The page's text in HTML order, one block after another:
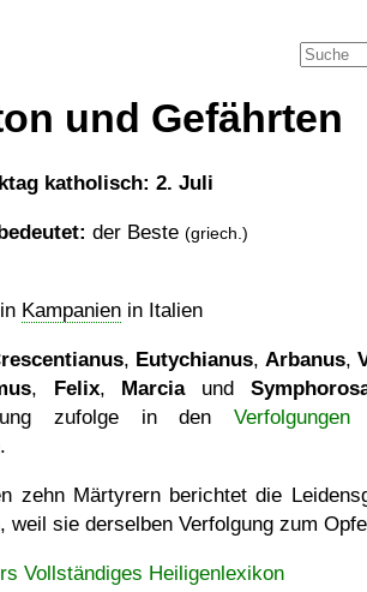
und Gefährten
katholisch: 2. Juli
der Beste (griech.)
in Kampanien in Italien
, Eutychianus, Arbanus,
, Felix, Marciaund
zufolge in den
.
zehn Märtyrern berichtet die
, weil sie derselben Verfolgung zum
Vollständiges Heiligenlexikon